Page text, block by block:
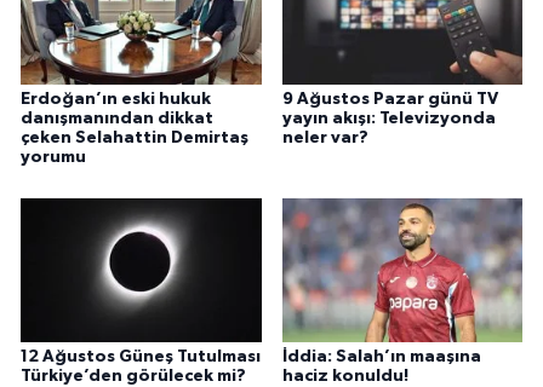
Erdoğan’ın eski hukuk
danışmanından dikkat
çeken Selahattin Demirtaş
yorumu
9 Ağustos Pazar günü TV
yayın akışı: Televizyonda
neler var?
12 Ağustos Güneş Tutulması
Türkiye’den görülecek mi?
İddia: Salah’ın maaşına
haciz konuldu!